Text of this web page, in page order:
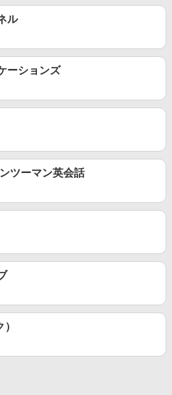
ル
ーションズ
ツーマン英会話